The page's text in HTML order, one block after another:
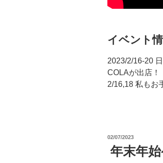
イベント
2023/2/16-20
COLAが出店！
2/16,18 私もお
投
日:
02/07/2023
年末年